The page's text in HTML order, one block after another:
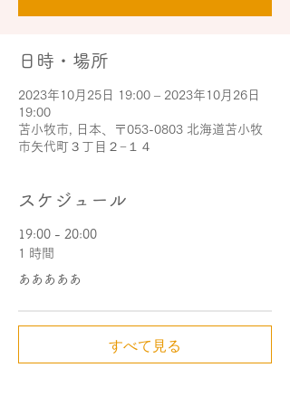
日時・場所
2023年10月25日 19:00 – 2023年10月26日
19:00
苫小牧市, 日本、〒053-0803 北海道苫小牧
市矢代町３丁目２−１４
スケジュール
19:00 - 20:00
1 時間
あああああ
すべて見る